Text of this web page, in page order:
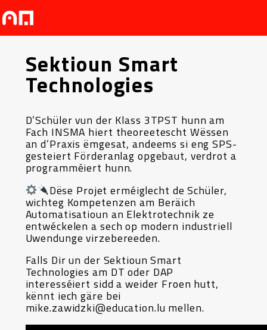
Sektioun Smart
Technologies
D’Schüler vun der Klass 3TPST hunn am
Fach INSMA hiert theoreetescht Wëssen
an d’Praxis ëmgesat, andeems si eng SPS-
gesteiert Förderanlag opgebaut, verdrot a
programméiert hunn.
Dëse Projet erméiglecht de Schüler,
wichteg Kompetenzen am Beräich
Automatisatioun an Elektrotechnik ze
entwéckelen a sech op modern industriell
Uwendunge virzebereeden.
Falls Dir un der Sektioun Smart
Technologies am DT oder DAP
interesséiert sidd a weider Froen hutt,
kënnt iech gäre bei
mike.zawidzki@education.lu mellen.